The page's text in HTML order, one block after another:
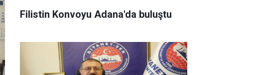
Filistin Konvoyu Adana'da buluştu